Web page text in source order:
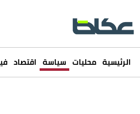
الرئيسية محليات سياسة اقتصاد